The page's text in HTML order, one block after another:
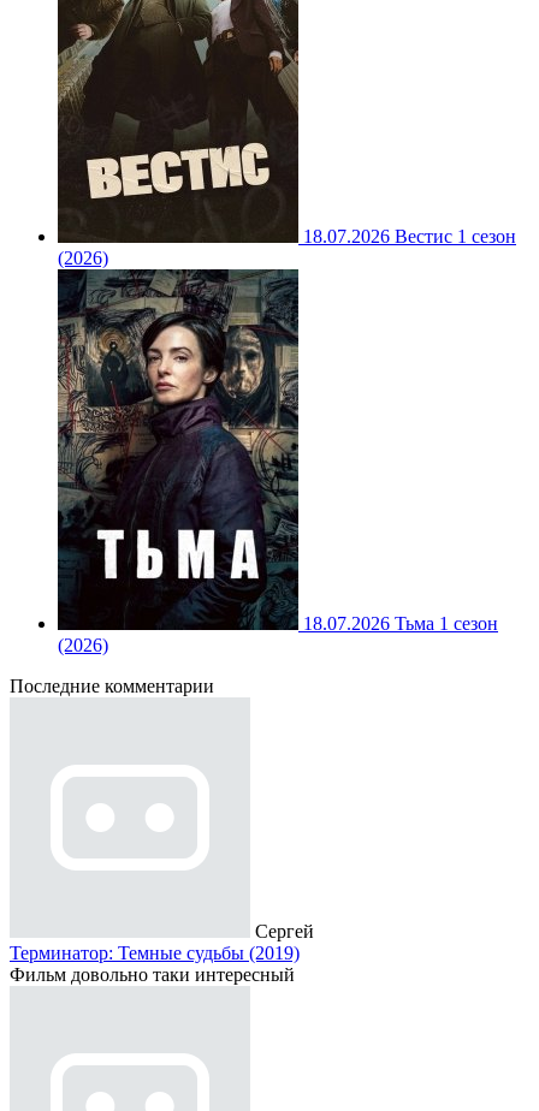
18.07.2026 Вестис 1 сезон
(2026)
18.07.2026 Тьма 1 сезон
(2026)
Последние комментарии
Сергей
Терминатор: Темные судьбы (2019)
Фильм довольно таки интересный